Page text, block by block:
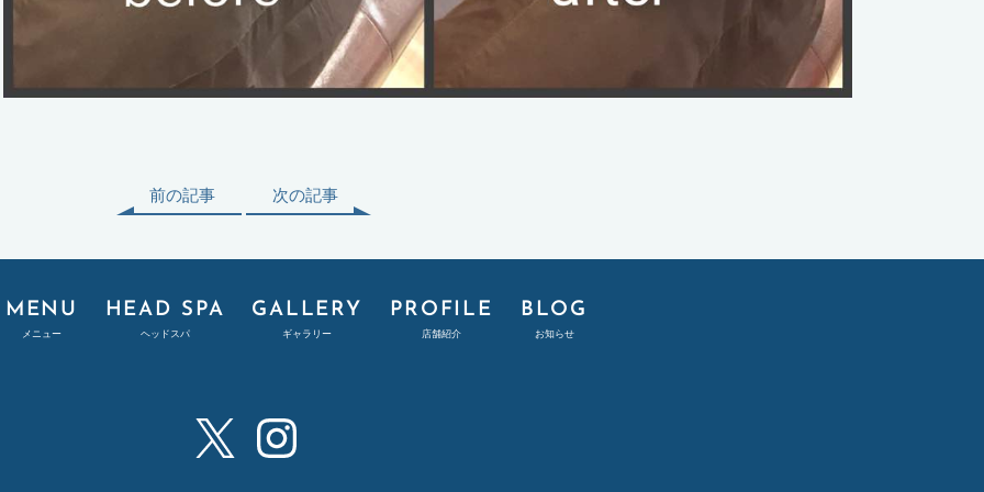
前の記事 次の記事
MENU
メニュー
HEAD SPA
ヘッドスパ
GALLERY
ギャラリー
PROFILE
店舗紹介
BLOG
お知らせ